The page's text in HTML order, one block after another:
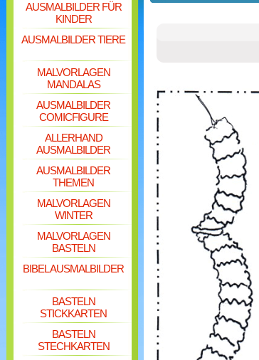
AUSMALBILDER FÜR
KINDER
AUSMALBILDER TIERE
MALVORLAGEN
MANDALAS
AUSMALBILDER
COMICFIGURE
ALLERHAND
AUSMALBILDER
AUSMALBILDER
THEMEN
MALVORLAGEN
WINTER
MALVORLAGEN
BASTELN
BIBEL AUSMALBILDER
BASTELN
STICKKARTEN
BASTELN
STECHKARTEN